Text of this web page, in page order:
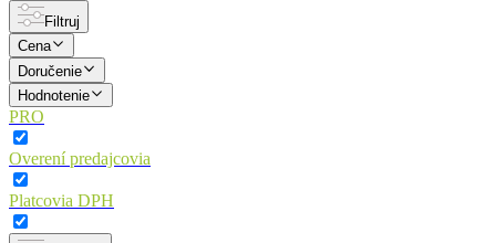
Filtruj
Cena
Doručenie
Hodnotenie
PRO
Overení predajcovia
Platcovia DPH